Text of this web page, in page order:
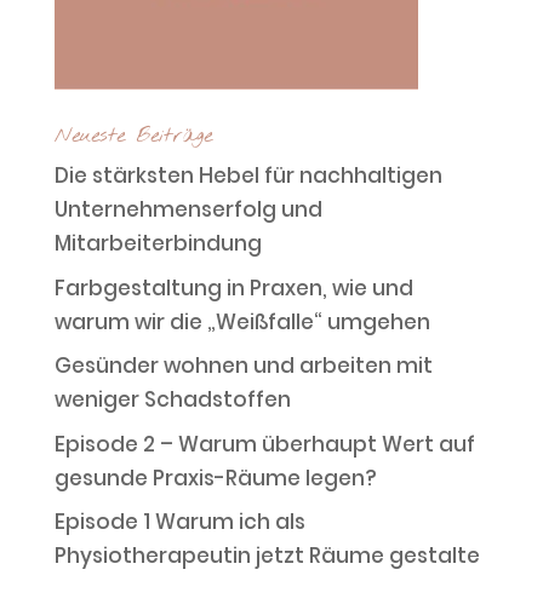
Neueste Beiträge
Die stärksten Hebel für nachhaltigen
Unternehmenserfolg und
Mitarbeiterbindung
Farbgestaltung in Praxen, wie und
warum wir die „Weißfalle“ umgehen
Gesünder wohnen und arbeiten mit
weniger Schadstoffen
Episode 2 – Warum überhaupt Wert auf
gesunde Praxis-Räume legen?
Episode 1 Warum ich als
Physiotherapeutin jetzt Räume gestalte